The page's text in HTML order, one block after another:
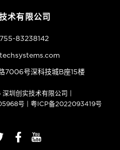
术有限公司
83238142
7006号深科技城B座15楼
圳创实技术有限公司 |
号 | 粤ICP备2022093419号